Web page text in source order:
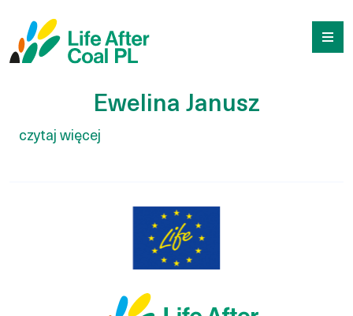
treści
Ewelina Janusz
Ewelina Janusz
czytaj więcej